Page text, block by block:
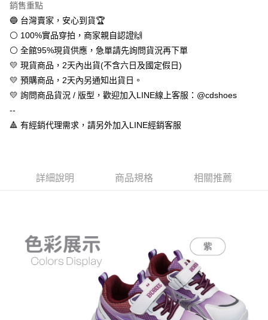
AFTEE先享後付
相關說明
【關於「AFTEE先享後付」】
AFTEE先享後付是「在收到商品之後才付款」的支付方式。 讓您購物簡單
便利好安心！
１．簡單：不需註冊會員、不需綁卡、不需儲值。
２．便利：只要手機號碼，簡訊認證，即可結帳。
【「AFTEE先享後付」結帳流程】
１．於結帳方式選擇「AFTEE先享後付」後，將跳轉至「AFTEE先享後付」
結帳頁面，進行簡訊認證並確認金額後，即可完成結帳。
※ 請注意：結帳手續完成當下不需立刻繳費，但若您需要取消訂單，請聯絡
【注意事項】
１．透過由恩沛科技股份有限公司提供之「AFTEE先享後付」服務完成之交
易，需依本服務之必要範圍內提供個人資料，並將交易相關給付款項請求債
權轉讓予恩沛科技股份有限公司。
２．關於個人資料處理事宜，請瀏覽以下網址：
https://aftee.tw/terms/#terms3
３．未成年的使用者請事先徵得法定代理人或監護人之同意方可使用
全家取貨付款
每筆NT$60，滿NT$888(含以上)免運費
付款後全家取貨
每筆NT$60，滿NT$888(含以上)免運費
宅配
每筆NT$100，滿NT$999(含以上)免運費
銷售重點
🔵 台灣賣家，安心到貨🏆
⚪ 100%實品穿拍，商家親自認證🙌
⚪ 全館95%現貨供應，急單請先詢問貨況再下單
💛 現貨商品，2天內出貨(不含六日及國定假日)
💛 預購商品，2天內另通知出貨日。
💛 詢問商品貨況 / 版型，歡迎加入LINE線上客服：@cdshoes
--
🔺 有經銷代理需求，請另外加入LINE經銷客服
詳細說明 商品規格 相關推薦